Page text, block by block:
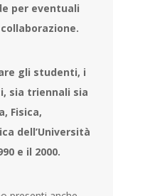
per eventuali
gli studenti, i
sia triennali sia
Fisica,
dell’Università
e il 2000.